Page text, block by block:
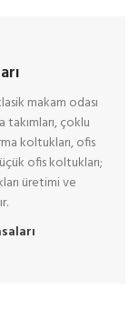
makam odası
takımları, çoklu
koltukları, ofis
ofis koltukları;
üretimi ve